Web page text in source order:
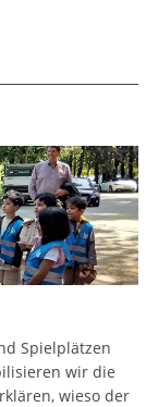
Spielplätzen
wir die
wieso der